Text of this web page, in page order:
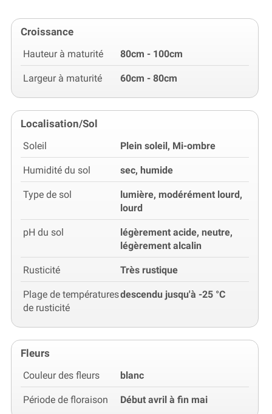
Croissance
Hauteur à maturité 80cm - 100cm
Largeur à maturité 60cm - 80cm
Localisation/Sol
Soleil Plein soleil, Mi-ombre
Humidité du sol sec, humide
Type de sol
lumière, modérément lourd,
lourd
pH du sol
légèrement acide, neutre,
légèrement alcalin
Rusticité Très rustique
Plage de températures
de rusticité
descendu jusqu'à -25 °C
Fleurs
Couleur des fleurs blanc
Période de floraison Début avril à fin mai